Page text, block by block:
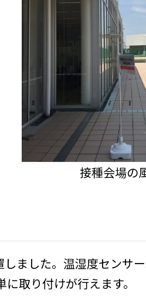
接種会場の
しました。温湿度センサ
取り付けが行えます。